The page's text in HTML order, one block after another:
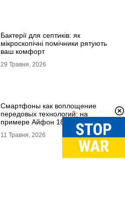
Бактерії для септиків: як
мікроскопічні помічники рятують
ваш комфорт
29 Травня, 2026
Смартфоны как воплощение
передовых технологий: на
примере Айфон 18 Про Макс
11 Травня, 2026